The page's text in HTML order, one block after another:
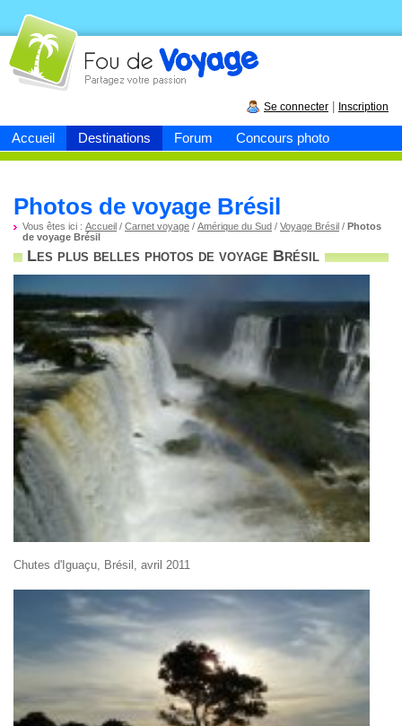
Accueil Destinations Forum Concours photo
Fou devoyage
Se connecter Inscription
Photos de voyage Brésil
Vous êtes ici : Accueil / Carnet voyage / Amérique du Sud / Voyage Brésil / Photos
de voyage Brésil
Les plus belles photos de voyage Brésil
Chutes d'Iguaçu, Brésil, avril 2011